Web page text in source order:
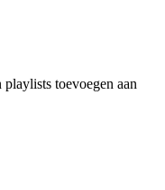
toevoegen aan